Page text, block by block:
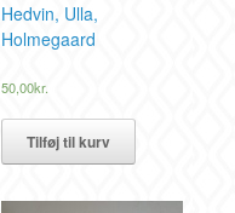
Hedvin, Ulla,
Holmegaard
50,00kr.
Tilføj til kurv